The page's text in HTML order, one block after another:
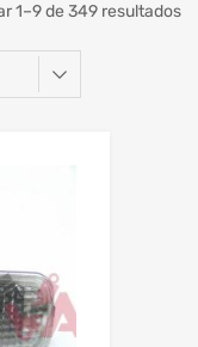
1–9 de 349 resultados